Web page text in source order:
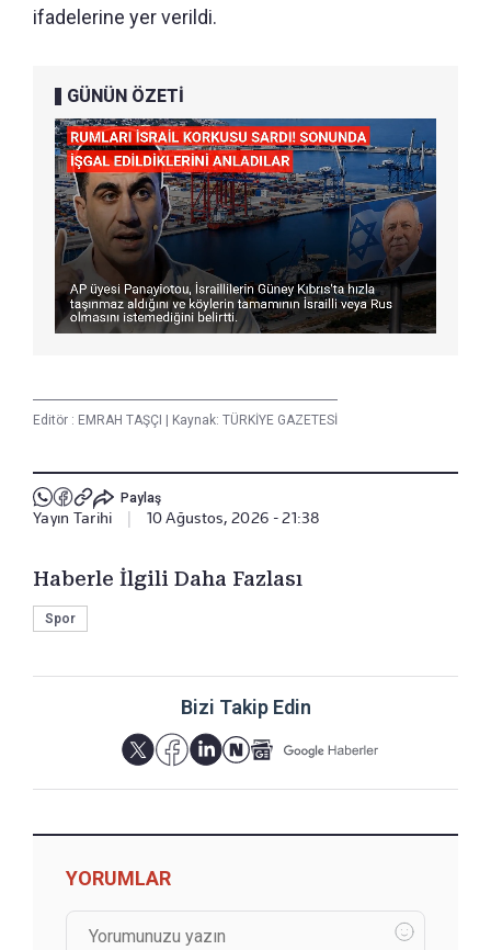
ifadelerine yer verildi.
GÜNÜN ÖZETİ
Editör : EMRAH TAŞÇI Kaynak: TÜRKİYE GAZETESİ
Paylaş
Yayın Tarihi 10 Ağustos, 2026 - 21:38
Haberle İlgili Daha Fazlası
Spor
Bizi Takip Edin
YORUMLAR